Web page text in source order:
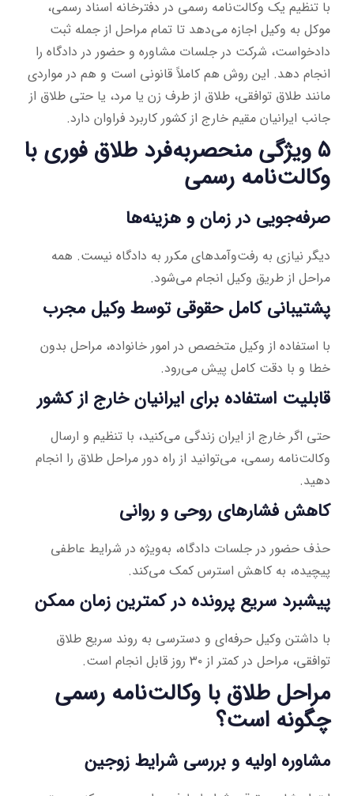
با تنظیم یک وکالت‌نامه رسمی در دفترخانه اسناد رسمی،
موکل به وکیل اجازه می‌دهد تا تمام مراحل از جمله ثبت
دادخواست، شرکت در جلسات مشاوره و حضور در دادگاه را
انجام دهد. این روش هم کاملاً قانونی است و هم در مواردی
مانند طلاق توافقی، طلاق از طرف زن یا مرد، یا حتی طلاق از
جانب ایرانیان مقیم خارج از کشور کاربرد فراوان دارد.
۵ ویژگی منحصربه‌فرد طلاق فوری با
وکالت‌نامه رسمی
صرفه‌جویی در زمان و هزینه‌ها
دیگر نیازی به رفت‌وآمدهای مکرر به دادگاه نیست. همه
مراحل از طریق وکیل انجام می‌شود.
پشتیبانی کامل حقوقی توسط وکیل مجرب
با استفاده از وکیل متخصص در امور خانواده، مراحل بدون
خطا و با دقت کامل پیش می‌رود.
قابلیت استفاده برای ایرانیان خارج از کشور
حتی اگر خارج از ایران زندگی می‌کنید، با تنظیم و ارسال
وکالت‌نامه رسمی، می‌توانید از راه دور مراحل طلاق را انجام
دهید.
کاهش فشارهای روحی و روانی
حذف حضور در جلسات دادگاه، به‌ویژه در شرایط عاطفی
پیچیده، به کاهش استرس کمک می‌کند.
پیشبرد سریع پرونده در کمترین زمان ممکن
با داشتن وکیل حرفه‌ای و دسترسی به روند سریع طلاق
توافقی، مراحل در کمتر از ۳۰ روز قابل انجام است.
مراحل طلاق با وکالت‌نامه رسمی
چگونه است؟
مشاوره اولیه و بررسی شرایط زوجین